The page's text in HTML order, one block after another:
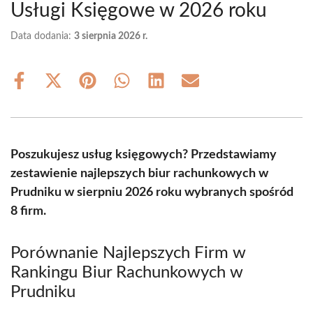
Usługi Księgowe w 2026 roku
Data dodania: 3 sierpnia 2026 r.
Share
Share
(Twitter)
Share Share Share Share
Poszukujesz usług księgowych? Przedstawiamy
zestawienie najlepszych biur rachunkowych w
Prudniku w sierpniu 2026 roku wybranych spośród
8 firm.
Porównanie Najlepszych Firm w
Rankingu Biur Rachunkowych w
Prudniku